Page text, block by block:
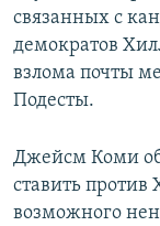
связанных с
демократов
взлома почты
Подесты.
Джейсм Коми
ставить
возможного